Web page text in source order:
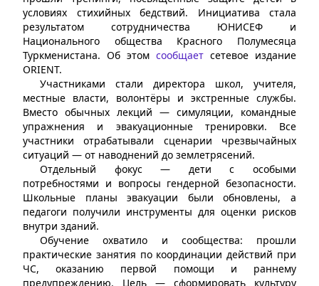
условиях стихийных бедствий. Инициатива стала
результатом сотрудничества ЮНИСЕФ и
Национального общества Красного Полумесяца
Туркменистана. Об этом сообщает сетевое издание
ORIENT.
Участниками стали директора школ, учителя,
местные власти, волонтёры и экстренные службы.
Вместо обычных лекций — симуляции, командные
упражнения и эвакуационные тренировки. Все
участники отрабатывали сценарии чрезвычайных
ситуаций — от наводнений до землетрясений.
Отдельный фокус — дети с особыми
потребностями и вопросы гендерной безопасности.
Школьные планы эвакуации были обновлены, а
педагоги получили инструменты для оценки рисков
внутри зданий.
Обучение охватило и сообщества: прошли
практические занятия по координации действий при
ЧС, оказанию первой помощи и раннему
предупреждению. Цель — сформировать культуру